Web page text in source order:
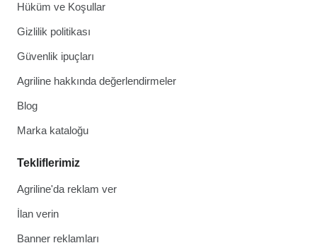
Hüküm ve Koşullar
Gizlilik politikası
Güvenlik ipuçları
Agriline hakkında değerlendirmeler
Blog
Marka kataloğu
Tekliflerimiz
Agriline'da reklam ver
İlan verin
Banner reklamları